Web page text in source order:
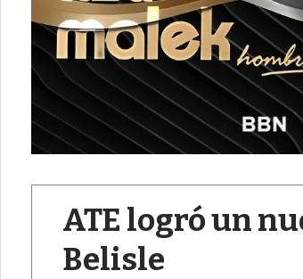
ATE logró un
Belisle